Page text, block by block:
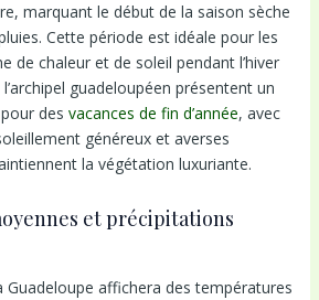
marquant le début de la saison sèche
Cette période est idéale pour les
de chaleur et de soleil pendant l’hiver
guadeloupéen présentent un
des vacances de fin d’année, avec
généreux et averses
la végétation luxuriante.
et précipitations
Guadeloupe affichera des températures